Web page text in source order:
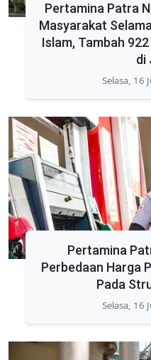
Pertamina Patra
Masyarakat
Islam, Tambah
di
Selasa, 16
Pertamina
Perbedaan Harga
Pada
Selasa, 16